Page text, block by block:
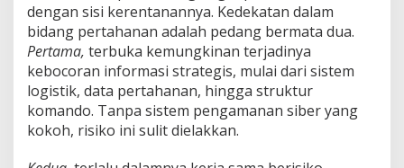
dengan sisi kerentanannya. Kedekatan dalam
bidang pertahanan adalah pedang bermata dua.
Pertama, terbuka kemungkinan terjadinya
kebocoran informasi strategis, mulai dari sistem
logistik, data pertahanan, hingga struktur
komando. Tanpa sistem pengamanan siber yang
kokoh, risiko ini sulit dielakkan.